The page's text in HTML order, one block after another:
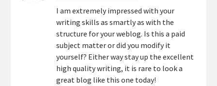
I am extremely impressed with your
writing skills as smartly as with the
structure for your weblog. Is this a paid
subject matter or did you modify it
yourself? Either way stay up the excellent
high quality writing, it is rare to look a
great blog like this one today!